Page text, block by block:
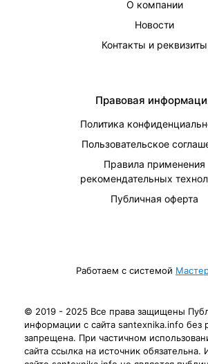
О компании
Новости
Контакты и реквизиты
Правовая
Политика
Пользовательское
Правила применения
рекомендательных
Публичная оферта
Работаем с системой
© 2019 - 2025 Все права защищены
информации с сайта santexnika.info без
запрещена. При частичном
сайта ссылка на источник